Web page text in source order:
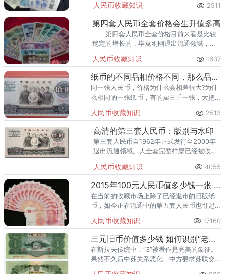
选择，知道什么样的人民币值得收藏。
人民币收藏知识 2511
第四套人民币全套价格会生升值多高
第四套人民币全套价格目前来看是比较
稳定的增长的，毕竟刚刚退出流通领域，目
藏爱好者，可以选择这款进行收藏。
人民币收藏知识 1637
纸币的不同品相价格不同，那么品相是怎么划分的？
同一张人民币，价格为什么会相差很大?为什
么相同的一张纸币，有的卖三千一张，大把
脏，图案已模糊，有缺损和断裂。
人民币收藏知识 2513
高清的第三套人民币：版别与水印
第三套人民币自1962年正式发行至2000年
退出流通领域。大全套完整样票已经被收录
人民币收藏知识 4055
2015年100元人民币值多少钱一张 第五套2015版100元有收藏价值吗
在当前的收藏市场上除了已经退市的旧版纸
币，如今正在流通中的第五套人民币也引起
第五套人民币中最新版本的大面值纸币，具
有很强收藏意识的藏友都
人民币收藏知识 17160
三元旧币价值多少钱 如何识别“老假票”
在斯拉夫传统中，“3”被看作是完美的象征。
果然不久后中苏关系恶化，中方要求苏联交